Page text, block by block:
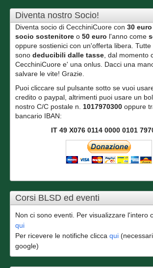
Diventa nostro Socio!
Diventa socio di CecchiniCuore con 30 euro
socio sostenitore o 50 euro l'anno come
oppure sostienici con un'offerta libera. Tutte
sono deducibili dalle tasse, dal momento
CecchiniCuore e' una onlus. Dacci una
salvare le vite! Grazie.
Puoi cliccare sul pulsante sotto se vuoi
credito o paypal, altrimenti puoi usare un
nostro C/C postale n. 1017970300 oppure
bancario IBAN:
IT 49 X076 0114 0000 0101
Corsi BLSD ed eventi
Non ci sono eventi. Per visualizzare l'intero
qui
Per ricevere le notifiche clicca qui
google)